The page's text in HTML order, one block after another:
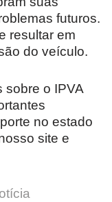
futuros.
resultar em
do veículo.
sobre o IPVA
no estado
site e